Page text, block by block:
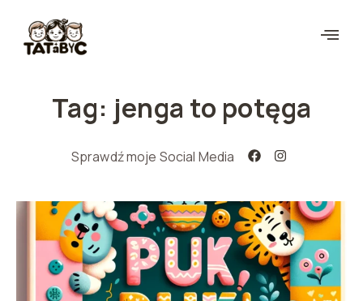
Tag: jenga to potęga
Sprawdź moje Social Media